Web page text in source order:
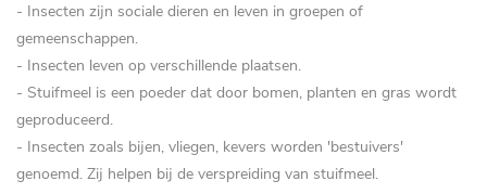
- Insecten zijn sociale dieren en leven in groepen of
gemeenschappen.
- Insecten leven op verschillende plaatsen.
- Stuifmeel is een poeder dat door bomen, planten en gras wordt
geproduceerd.
- Insecten zoals bijen, vliegen, kevers worden 'bestuivers'
genoemd. Zij helpen bij de verspreiding van stuifmeel.